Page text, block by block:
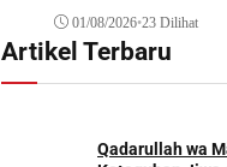
01/08/2026•23 Dilihat
Artikel Terbaru
Qadarullah wa